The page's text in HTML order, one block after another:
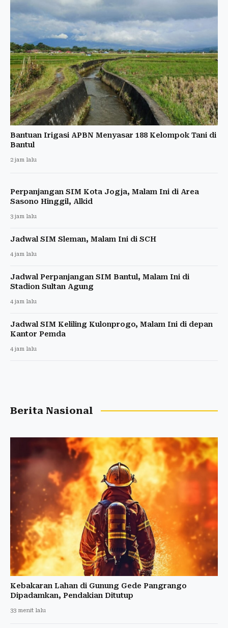
Bantuan Irigasi APBN Menyasar 188 Kelompok Tani di
Bantul
2 jam lalu
Perpanjangan SIM Kota Jogja, Malam Ini di Area
Sasono Hinggil, Alkid
3 jam lalu
Jadwal SIM Sleman, Malam Ini di SCH
4 jam lalu
Jadwal Perpanjangan SIM Bantul, Malam Ini di
Stadion Sultan Agung
4 jam lalu
Jadwal SIM Keliling Kulonprogo, Malam Ini di depan
Kantor Pemda
4 jam lalu
Berita Nasional
Kebakaran Lahan di Gunung Gede Pangrango
Dipadamkan, Pendakian Ditutup
33 menit lalu